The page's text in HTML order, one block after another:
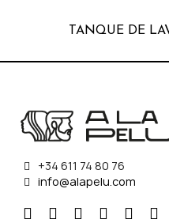
TANQUE DE
+34 611 74 80 76
info@alapelu.com